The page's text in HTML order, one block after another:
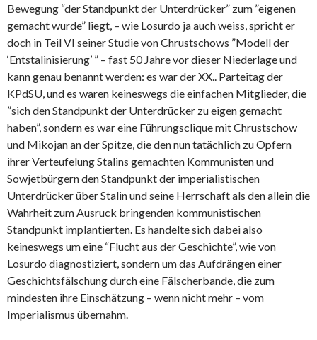
Bewegung “der Standpunkt der Unterdrücker” zum ”eigenen
gemacht wurde” liegt, – wie Losurdo ja auch weiss, spricht er
doch in Teil VI seiner Studie von Chrustschows ”Modell der
‘Entstalinisierung’ ” – fast 50 Jahre vor dieser Niederlage und
kann genau benannt werden: es war der XX.. Parteitag der
KPdSU, und es waren keineswegs die einfachen Mitglieder, die
”sich den Standpunkt der Unterdrücker zu eigen gemacht
haben”, sondern es war eine Führungsclique mit Chrustschow
und Mikojan an der Spitze, die den nun tatächlich zu Opfern
ihrer Verteufelung Stalins gemachten Kommunisten und
Sowjetbürgern den Standpunkt der imperialistischen
Unterdrücker über Stalin und seine Herrschaft als den allein die
Wahrheit zum Ausruck bringenden kommunistischen
Standpunkt implantierten. Es handelte sich dabei also
keineswegs um eine “Flucht aus der Geschichte”, wie von
Losurdo diagnostiziert, sondern um das Aufdrängen einer
Geschichtsfälschung durch eine Fälscherbande, die zum
mindesten ihre Einschätzung – wenn nicht mehr – vom
Imperialismus übernahm.